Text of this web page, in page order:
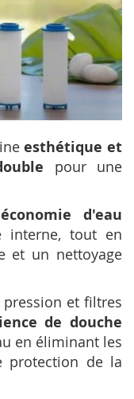
esthétique et
pour une
économie d'eau
interne, tout en
et un nettoyage
et filtres
de douche
en éliminant les
protection de la